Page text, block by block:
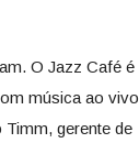
O Jazz Café é
música ao vivo
gerente de